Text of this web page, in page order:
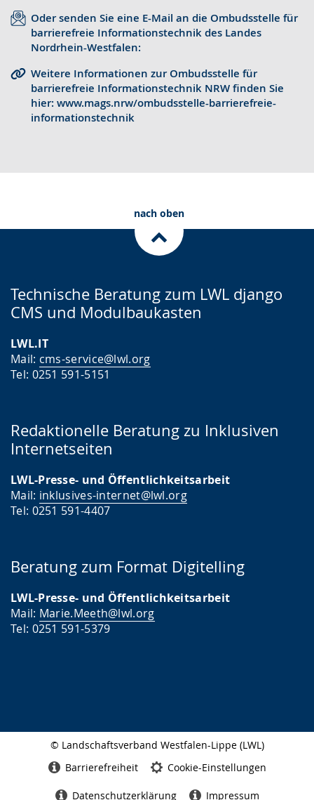
Oder senden Sie eine E-Mail an die Ombudsstelle für
barrierefreie Informationstechnik des Landes
Nordrhein-Westfalen:
Weitere Informationen zur Ombudsstelle für
barrierefreie Informationstechnik NRW finden Sie
hier: www.mags.nrw/ombudsstelle-barrierefreie-
informationstechnik
c
e
s
t
.
e
r
p
w
i
r
d
a
e
e
i
.
nach oben
Technische Beratung zum LWL django
CMS und Modulbaukasten
LWL.IT
Mail: cms-service@lwl.org
Tel: 0251 591-5151
Redaktionelle Beratung zu Inklusiven
Internetseiten
LWL-Presse- und Öffentlichkeitsarbeit
Mail: inklusives-internet@lwl.org
Tel: 0251 591-4407
Beratung zum Format Digitelling
LWL-Presse- und Öffentlichkeitsarbeit
Mail: Marie.Meeth@lwl.org
Tel: 0251 591-5379
© Landschaftsverband Westfalen-Lippe (LWL)
Barrierefreiheit Cookie-Einstellungen
Datenschutzerklärung Impressum